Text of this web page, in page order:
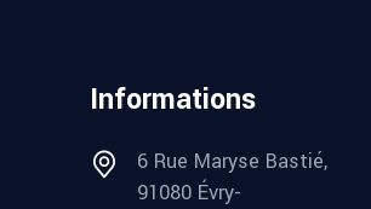
Informations
6 Rue Maryse Bastié,
91080 Évry-